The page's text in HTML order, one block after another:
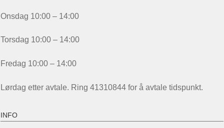
Onsdag 10:00 – 14:00
Torsdag 10:00 – 14:00
Fredag 10:00 – 14:00
Lørdag etter avtale. Ring 41310844 for å avtale tidspunkt.
INFO